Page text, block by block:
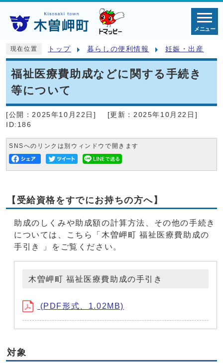
メニュー
現在位置 トップ 暮らしの便利情報 妊娠・出産
福祉医療費助成などに関する手続き
等について
[公開： 2025年10月22日] [更新： 2025年10月22日 ]
ID:186
SNSへのリンクは別ウィンドウで開きます
【受給資格をすでにお持ちの方へ】
助成のしくみや助成額の計算方法、その他の手続き
については、こちら「木曽岬町 福祉医療費助成の
手引き 」をご覧ください。
木曽岬町 福祉医療費助成の手引き
(PDF形式、1.02MB)
対象